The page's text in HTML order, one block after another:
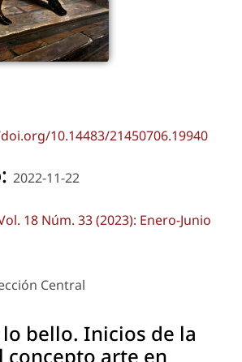
10.14483/21450706.19940
2022-11-22
18 Núm. 33 (2023): Enero-Junio
Central
bello. Inicios de la
concepto arte en